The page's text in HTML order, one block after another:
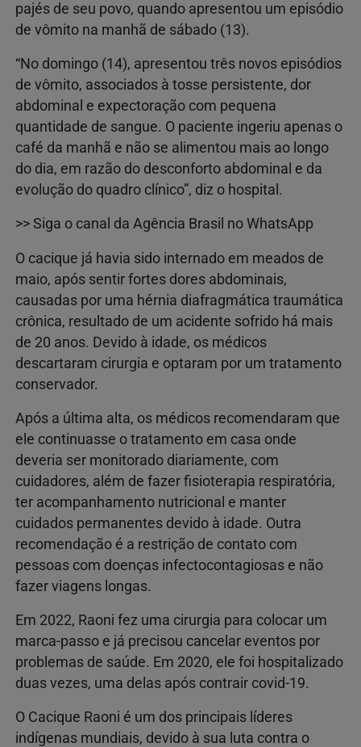
pajés de seu povo, quando apresentou um episódio
de vômito na manhã de sábado (13).
“No domingo (14), apresentou três novos episódios
de vômito, associados à tosse persistente, dor
abdominal e expectoração com pequena
quantidade de sangue. O paciente ingeriu apenas o
café da manhã e não se alimentou mais ao longo
do dia, em razão do desconforto abdominal e da
evolução do quadro clínico”, diz o hospital.
>> Siga o canal da Agência Brasil no WhatsApp
O cacique já havia sido internado em meados de
maio, após sentir fortes dores abdominais,
causadas por uma hérnia diafragmática traumática
crônica, resultado de um acidente sofrido há mais
de 20 anos. Devido à idade, os médicos
descartaram cirurgia e optaram por um tratamento
conservador.
Após a última alta, os médicos recomendaram que
ele continuasse o tratamento em casa onde
deveria ser monitorado diariamente, com
cuidadores, além de fazer fisioterapia respiratória,
ter acompanhamento nutricional e manter
cuidados permanentes devido à idade. Outra
recomendação é a restrição de contato com
pessoas com doenças infectocontagiosas e não
fazer viagens longas.
Em 2022, Raoni fez uma cirurgia para colocar um
marca-passo e já precisou cancelar eventos por
problemas de saúde. Em 2020, ele foi hospitalizado
duas vezes, uma delas após contrair covid-19.
O Cacique Raoni é um dos principais líderes
indígenas mundiais, devido à sua luta contra o